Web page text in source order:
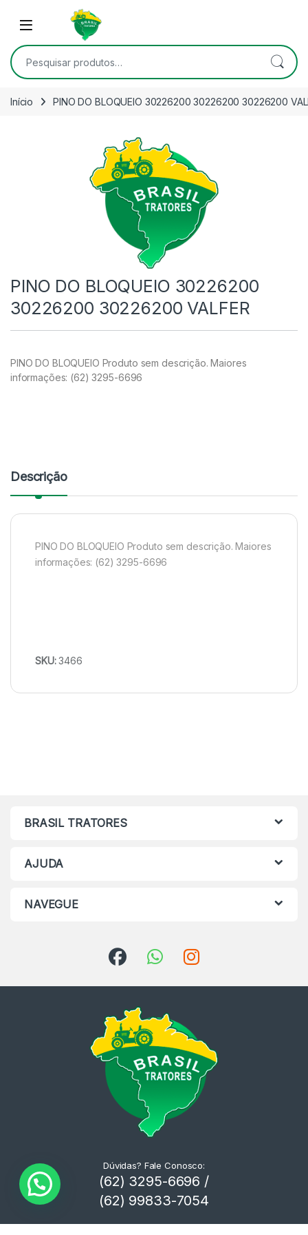
Skip to navigation
Open
Pesquisar por:
Início PINO DO BLOQUEIO 30226200 30226200 30226200
PINO DO BLOQUEIO 30226200
30226200 30226200 VALFER
PINO DO BLOQUEIO Produto sem descrição. Maiores
informações: (62) 3295-6696
Descrição
PINO DO BLOQUEIO Produto sem descrição. Maiores
informações: (62) 3295-6696
SKU:3466
BRASIL TRATORES
AJUDA
NAVEGUE
Dúvidas? Fale Conosco:
(62) 3295-6696 /
(62) 99833-7054